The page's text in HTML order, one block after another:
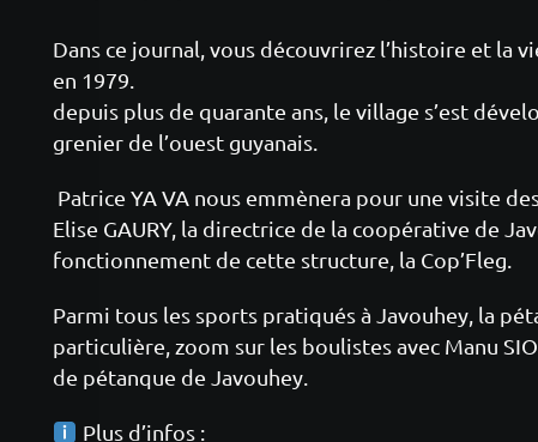
Dans ce journal, vous découvrirez l’histoire et la
en 1979.
depuis plus de quarante ans, le village s’est
grenier de l’ouest guyanais.
Patrice YA VA nous emmènera pour une visite
Elise GAURY, la directrice de la coopérative de
fonctionnement de cette structure, la Cop’Fleg.
Parmi tous les sports pratiqués à Javouhey, la
particulière, zoom sur les boulistes avec Manu
de pétanque de Javouhey.
Plus d’infos :